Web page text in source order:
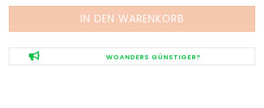
WOANDERS GÜNSTIGER?